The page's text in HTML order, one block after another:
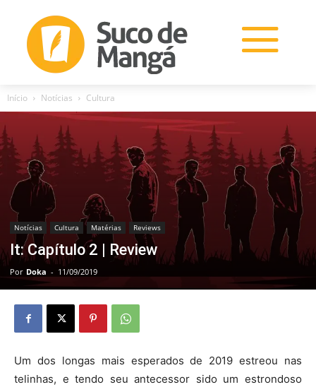
Início Notícias Cultura
Notícias Cultura Matérias Reviews
It: Capítulo 2 | Review
Por Doka - 11/09/2019
Um dos longas mais esperados de 2019 estreou nas
telinhas, e tendo seu antecessor sido um estrondoso